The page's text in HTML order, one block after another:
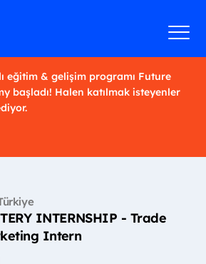
eğitim & gelişim programı Future
başladı! Halen katılmak isteyenler
INTERNSHIP - Trade
Intern